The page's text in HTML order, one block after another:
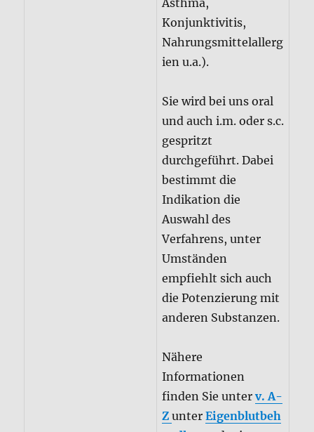
Sie wird bei uns oral
und auch i.m. oder s.c.
gespritzt
bestimmt die
Indikation die
Auswahl des
Verfahrens, unter
Umständen
empfiehlt sich auch
die Potenzierung mit
anderen Substanzen.
Nähere
Informationen
finden Sie unter
andlung
diesem
Merkblatt
m Herunterladen.
Eine solche